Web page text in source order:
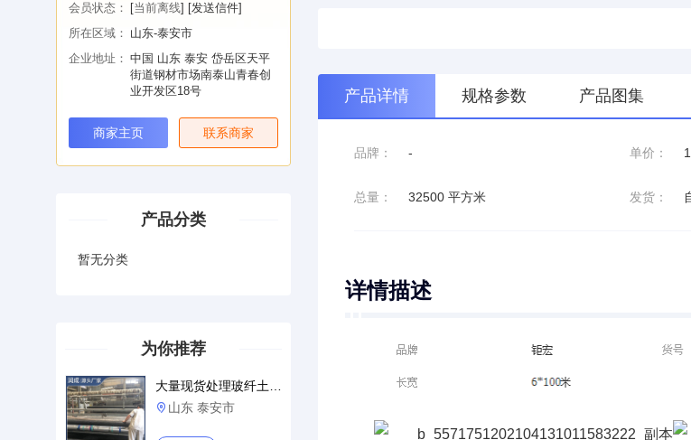
会员状态：
[当前离线] [发送信件]
所在区域： 山东-泰安市
企业地址： 中国 山东 泰安 岱岳区天平
街道钢材市场南泰山青春创
业开发区18号
商家主页 联系商家
产品分类
暂无分类
为你推荐
 山东 泰安市
产品详情 规格参数 产品图集
品牌： - 单价：
总量： 32500 平方米 发货：
详情描述